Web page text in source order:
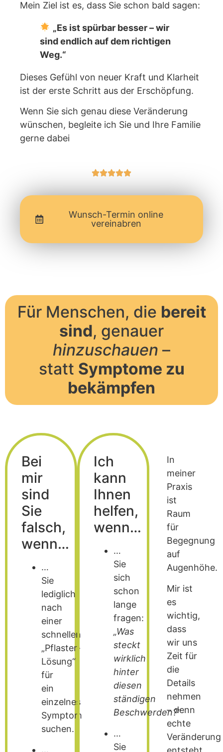
Mein Ziel ist es, dass Sie schon bald sagen:
„Es ist spürbar besser – wir
sind endlich auf dem richtigen
Weg.“
Dieses Gefühl von neuer Kraft und Klarheit
ist der erste Schritt aus der Erschöpfung.
Wenn Sie sich genau diese Veränderung
wünschen, begleite ich Sie und Ihre Familie
gerne dabei
Wunsch-Termin online
vereinabren
Für Menschen, die bereit
sind, genauer
hinzuschauen –
statt Symptome zu
bekämpfen
Bei
mir
sind
Sie
falsch,
wenn…
…
Sie
lediglich
nach
einer
schnellen
„Pflaster-
Lösung“
für
ein
einzelnes
Symptom
suchen.
…
Ich
kann
Ihnen
helfen,
wenn…
…
Sie
sich
schon
lange
fragen:
„Was
steckt
wirklich
hinter
diesen
ständigen
Beschwerden?“
…
Sie
In
meiner
Praxis
ist
Raum
für
Begegnung
auf
Augenhöhe.
Mir ist
es
wichtig,
dass
wir uns
Zeit für
die
Details
nehmen
– denn
echte
Veränderung